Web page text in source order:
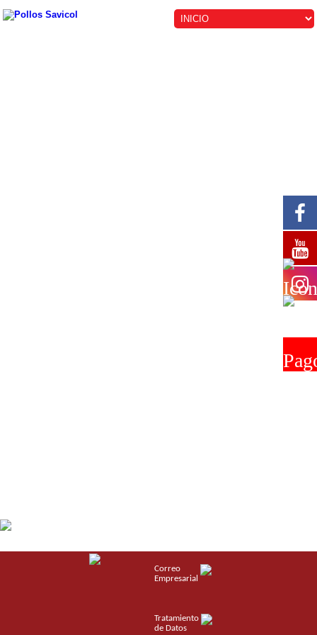
Correo
Empresarial
Tratamiento
de Datos